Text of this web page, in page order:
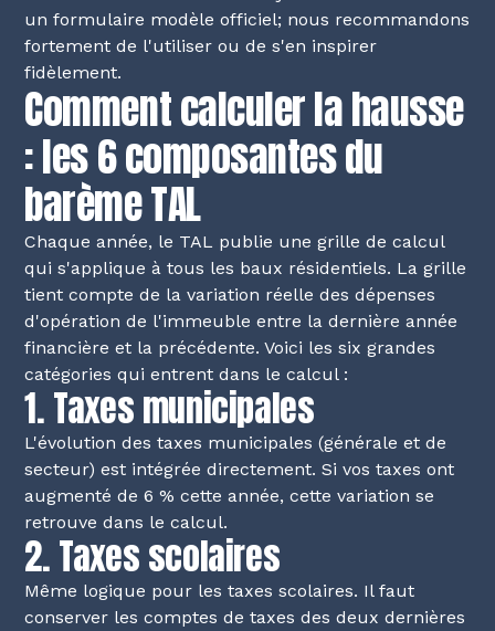
un formulaire modèle officiel; nous recommandons
fortement de l'utiliser ou de s'en inspirer
fidèlement.
Comment calculer la hausse
: les 6 composantes du
barème TAL
Chaque année, le TAL publie une grille de calcul
qui s'applique à tous les baux résidentiels. La grille
tient compte de la variation réelle des dépenses
d'opération de l'immeuble entre la dernière année
financière et la précédente. Voici les six grandes
catégories qui entrent dans le calcul :
1. Taxes municipales
L'évolution des taxes municipales (générale et de
secteur) est intégrée directement. Si vos taxes ont
augmenté de 6 % cette année, cette variation se
retrouve dans le calcul.
2. Taxes scolaires
Même logique pour les taxes scolaires. Il faut
conserver les comptes de taxes des deux dernières